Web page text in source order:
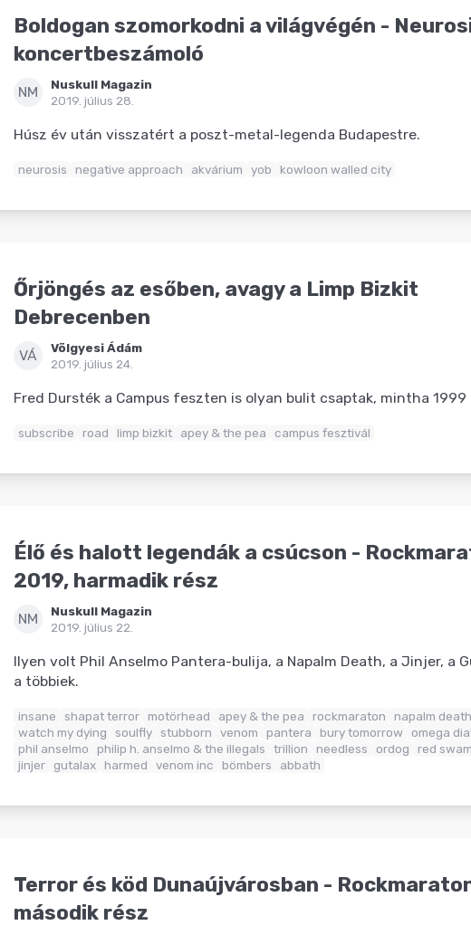
Boldogan szomorkodni a világvégén -
koncertbeszámoló
NM
Nuskull Magazin
2019. július 28.
Húsz év után visszatért a poszt-metal-legenda Budapestre.
neurosis negative approach akvárium yob kowloon walled city
Őrjöngés az esőben, avagy a Limp Bizkit
Debrecenben
VÁ
Völgyesi Ádám
2019. július 24.
Fred Dursték a Campus feszten is olyan bulit csaptak, mintha 1999
subscribe road limp bizkit apey & the pea campus fesztivál
Élő és halott legendák a csúcson -
2019, harmadik rész
NM
Nuskull Magazin
2019. július 22.
Ilyen volt Phil Anselmo Pantera-bulija, a Napalm Death, a Jinjer, a
a többiek.
insane shapat terror motörhead apey & the pea rockmaraton napalm death
watch my dying
soulfly stubborn venom pantera bury tomorrow
omega
phil anselmo
philip h. anselmo & the illegals trillion needless ordog red
jinjer
gutalax harmed venom inc bömbers abbath
Terror és köd Dunaújvárosban -
második rész